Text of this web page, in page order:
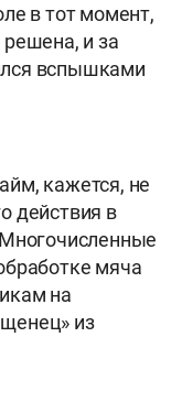
в тот момент,
и за
вспышками
кажется, не
действия в
Многочисленные
мяча
на
из